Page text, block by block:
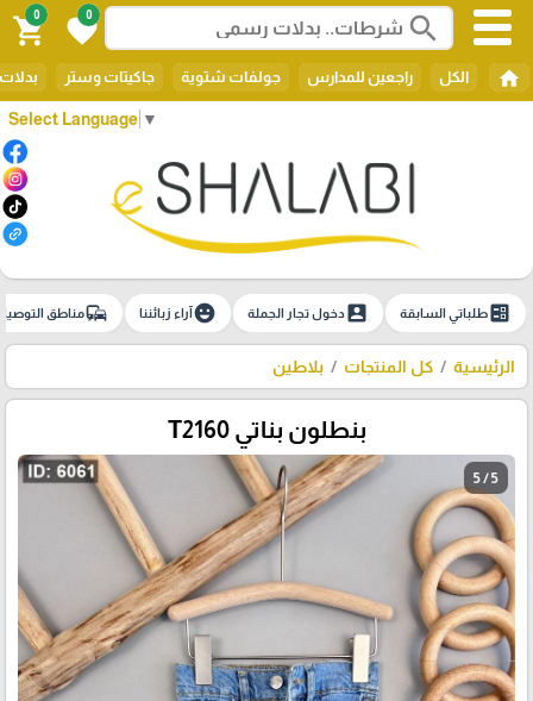
Select Language ▼
search
0
favorite
0
shopping_cart
home الكل راجعين للمدارس جولفات شتوية جاكيتات وستر
ballotطلباتي السابقة account_boxدخول تجار الجملة emoji_emotionsآراء زبائننا commuteمناطق
الرئيسية كل المنتجات بلاطين
بنطلون بناتي T2160
5 / 5